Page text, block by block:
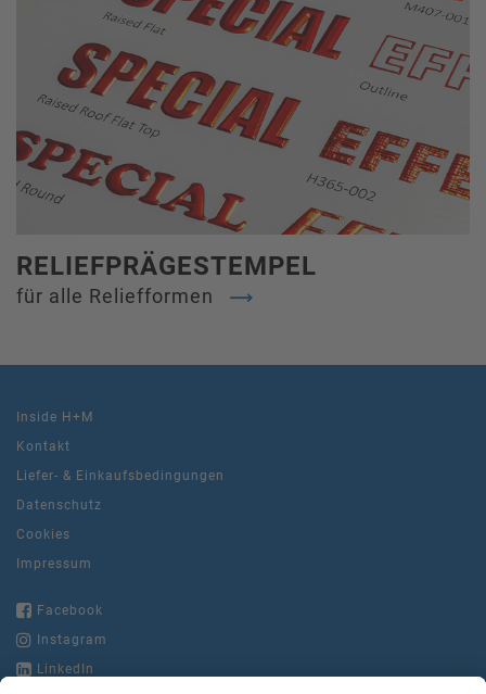
RELIEFPRÄGESTEMPEL
für alle Reliefformen
Inside H+M
Kontakt
Liefer- & Einkaufsbedingungen
Datenschutz
Cookies
Impressum
Facebook
Instagram
LinkedIn